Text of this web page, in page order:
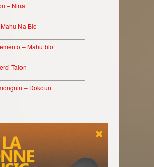
– Nina
Na Blo
– Mahu blo
Talon
– Dokoun